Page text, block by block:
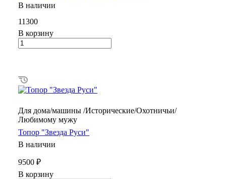
В наличии
11300
В корзину
Для дома/машины /Исторические/Охотничьи/
Любимому мужу
Топор "Звезда Руси"
В наличии
9500 ₽
В корзину